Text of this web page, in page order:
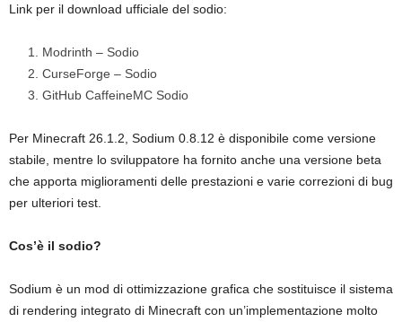
Link per il download ufficiale del sodio:
Modrinth – Sodio
CurseForge – Sodio
GitHub CaffeineMC Sodio
Per Minecraft 26.1.2, Sodium 0.8.12 è disponibile come versione
stabile, mentre lo sviluppatore ha fornito anche una versione beta
che apporta miglioramenti delle prestazioni e varie correzioni di bug
per ulteriori test.
Cos’è il sodio?
Sodium è un mod di ottimizzazione grafica che sostituisce il sistema
di rendering integrato di Minecraft con un’implementazione molto